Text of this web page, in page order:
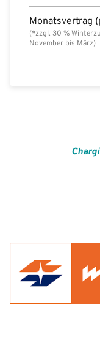
Monatsvertrag
(*zzgl. 30 %
November bis März)